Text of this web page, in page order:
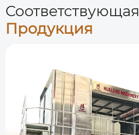
Соответствующая
Продукция